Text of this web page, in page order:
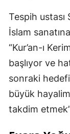
Tespih ustası
İslam
“Kur’an-ı
başlıyor ve
sonraki
büyük
takdim